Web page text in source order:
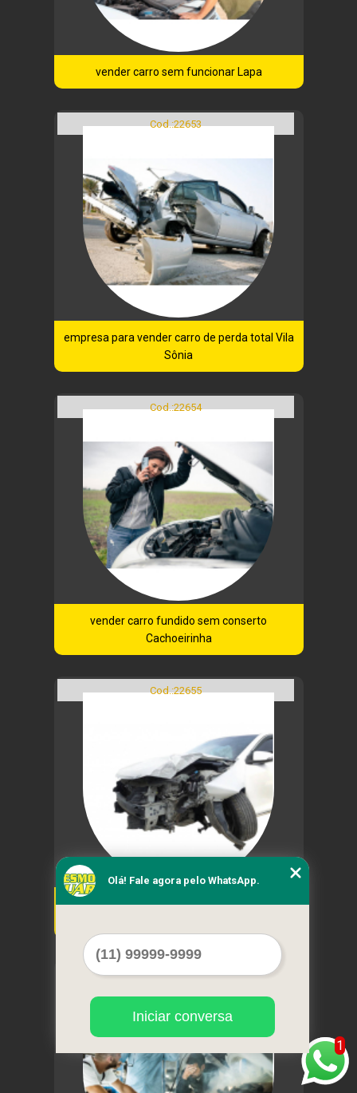
vender carro sem funcionar Lapa
Cod.:22653
empresa para vender carro de perda total Vila
Sônia
Cod.:22654
vender carro fundido sem conserto
Cachoeirinha
Cod.:22655
demonte para vender carro de perda total São
Cod.:22656
1
Olá! Fale agora pelo WhatsApp.
Iniciar conversa